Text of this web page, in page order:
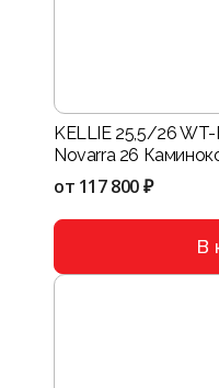
KELLIE 25,5/26 WT-
Novarra 26
от 117 800 ₽
В